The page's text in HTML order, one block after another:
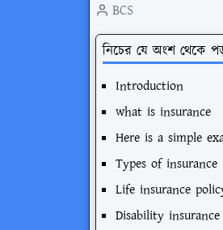
BCS
নিচের যে অংশ থেকে
Introduction
what is insurance
Here is a simple
Types of insurance
Life insurance
Disability